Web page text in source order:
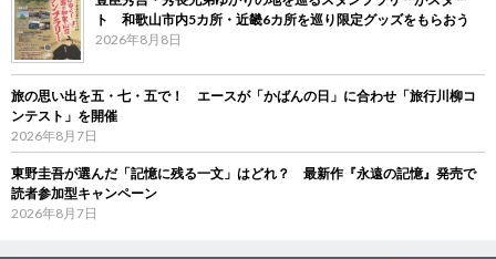
ト 和歌山市内5カ所・近畿6カ所を巡り限定グッズをもらおう
2026年8月8日
旅の思い出を五・七・五で！ エースが「かばんの日」に合わせ「旅行川柳コ
ンテスト」を開催
2026年8月7日
東野圭吾が選んだ「記憶に残る一文」はどれ？ 最新作『永遠の記憶』発売で
読者参加型キャンペーン
2026年8月7日